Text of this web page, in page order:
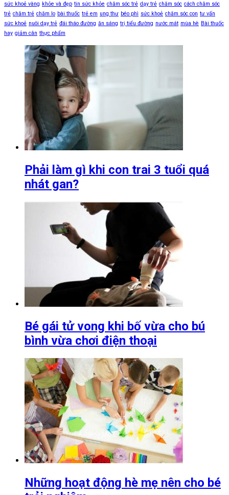
sức khoẻ vàng khỏe và đẹp tin sức khỏe chăm sóc trẻ dạy trẻ chăm sóc cách chăm sóc
trẻ chăm trẻ chăm lo bài thuốc trẻ em ung thư béo phì sức khoẻ chăm sóc con tư vấn
sức khoẻ nuôi dạy trẻ đái tháo đường ăn sáng trị tiểu đường nước mát mùa hè Bài thuốc
hay giảm cân thực phẩm
Phải làm gì khi con trai 3 tuổi quá
nhát gan?
Bé gái tử vong khi bố vừa cho bú
bình vừa chơi điện thoại
Những hoạt động hè mẹ nên cho bé